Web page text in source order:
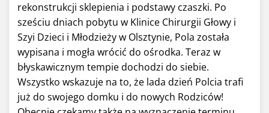
rekonstrukcji sklepienia i podstawy czaszki. Po
sześciu dniach pobytu w Klinice Chirurgii Głowy i
Szyi Dzieci i Młodzieży w Olsztynie, Pola została
wypisana i mogła wrócić do ośrodka. Teraz w
błyskawicznym tempie dochodzi do siebie.
Wszystko wskazuje na to, że lada dzień Polcia trafi
już do swojego domku i do nowych Rodziców!